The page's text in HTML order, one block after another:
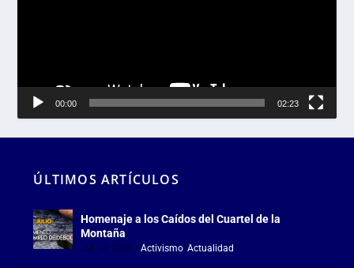
00:00 02:23
ÚLTIMOS ARTÍCULOS
Homenaje a los Caídos del Cuartel de la
Montaña
Jul 18, 2026 |Activismo ,Actualidad